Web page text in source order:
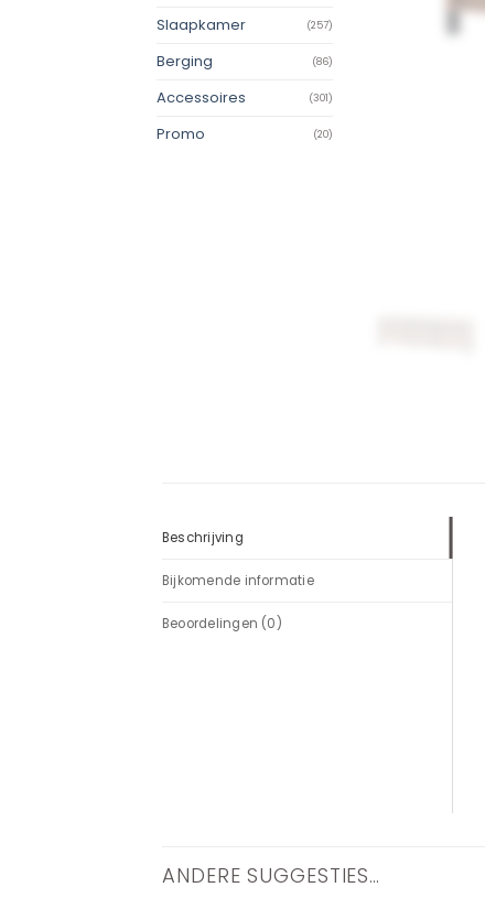
Slaapkamer (257)
Berging (86)
Accessoires (301)
Promo (20)
Beschrijving
Bijkomende informatie
Beoordelingen (0)
ANDERE SUGGESTIES…